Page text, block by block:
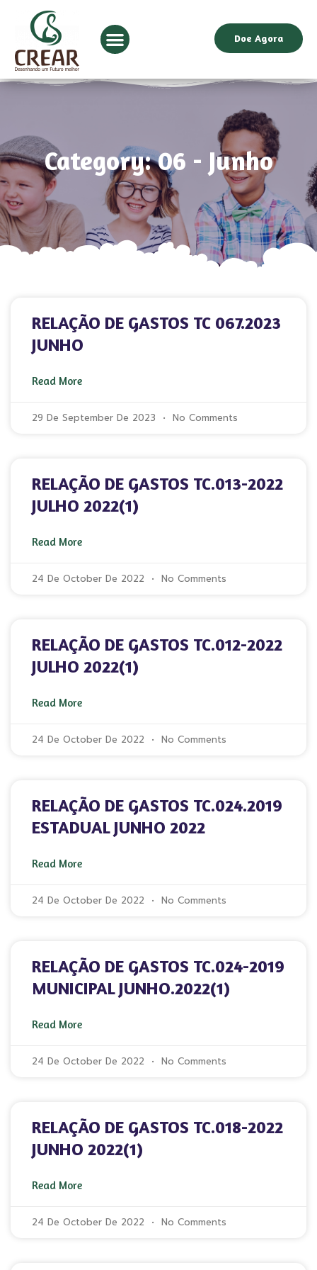
Doe Agora
Category: 06 - Junho
RELAÇÃO DE GASTOS TC 067.2023
JUNHO
Read More
29 De September De 2023 No Comments
RELAÇÃO DE GASTOS TC.013-2022
JULHO 2022(1)
Read More
24 De October De 2022 No Comments
RELAÇÃO DE GASTOS TC.012-2022
JULHO 2022(1)
Read More
24 De October De 2022 No Comments
RELAÇÃO DE GASTOS TC.024.2019
ESTADUAL JUNHO 2022
Read More
24 De October De 2022 No Comments
RELAÇÃO DE GASTOS TC.024-2019
MUNICIPAL JUNHO.2022(1)
Read More
24 De October De 2022 No Comments
RELAÇÃO DE GASTOS TC.018-2022
JUNHO 2022(1)
Read More
24 De October De 2022 No Comments